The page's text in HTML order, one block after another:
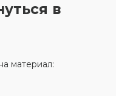
в
материал: